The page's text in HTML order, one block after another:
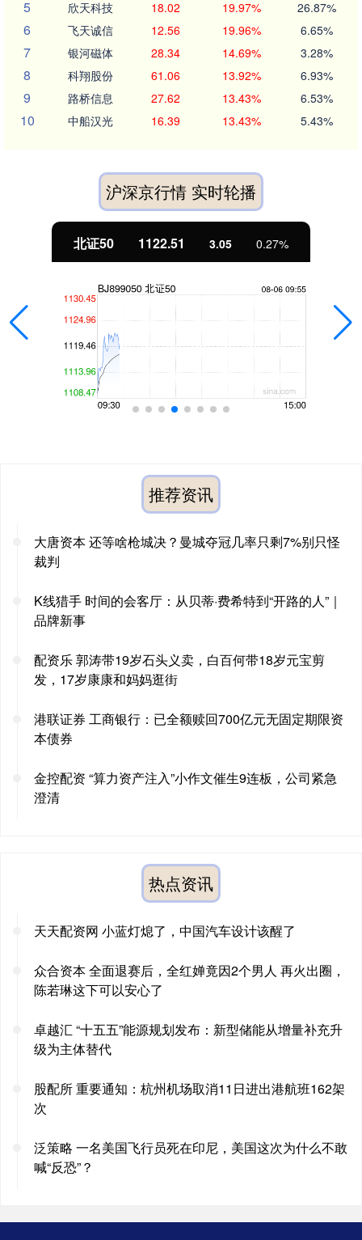
5 欣天科技 18.02 19.97% 26.87%
6 飞天诚信 12.56 19.96% 6.65%
7 银河磁体 28.34 14.69% 3.28%
8 科翔股份 61.06 13.92% 6.93%
9 路桥信息 27.62 13.43% 6.53%
10 中船汉光 16.39 13.43% 5.43%
沪深京行情 实时轮播
北证50 1122.51 3.05 0.27%
推荐资讯
大唐资本 还等啥枪城决？曼城夺冠几率只剩7%别只怪
裁判
K线猎手 时间的会客厅：从贝蒂·费希特到“开路的人”｜
品牌新事
配资乐 郭涛带19岁石头义卖，白百何带18岁元宝剪
发，17岁康康和妈妈逛街
港联证券 工商银行：已全额赎回700亿元无固定期限资
本债券
金控配资 “算力资产注入”小作文催生9连板，公司紧急
澄清
热点资讯
天天配资网 小蓝灯熄了，中国汽车设计该醒了
众合资本 全面退赛后，全红婵竟因2个男人 再火出圈，
陈若琳这下可以安心了
卓越汇 “十五五”能源规划发布：新型储能从增量补充升
级为主体替代
股配所 重要通知：杭州机场取消11日进出港航班162架
次
泛策略 一名美国飞行员死在印尼，美国这次为什么不敢
喊“反恐”？